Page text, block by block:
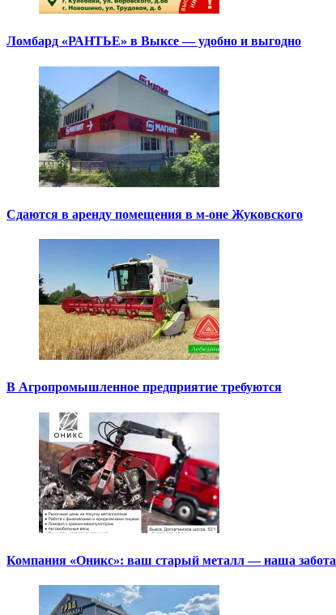
Ломбард «РАНТЬЕ» в Выксе — удобно и выгодно
Сдаются в аренду помещения в м-оне Жуковского
В Агропромышленное предприятие требуются
Компания «Оникс»: ваш старый металл — наша забота